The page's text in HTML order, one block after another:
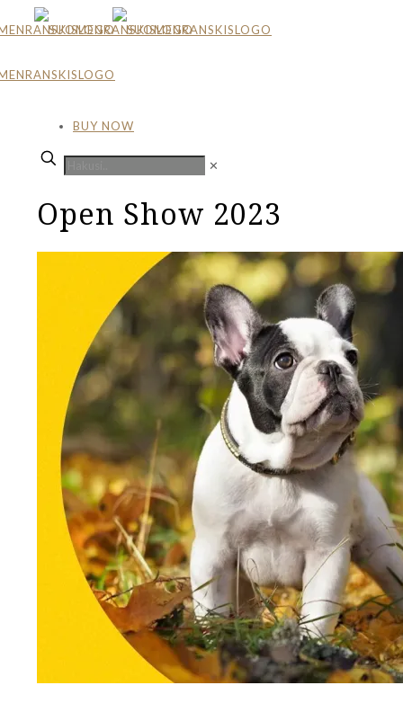
BUY NOW
✕
Open Show 2023